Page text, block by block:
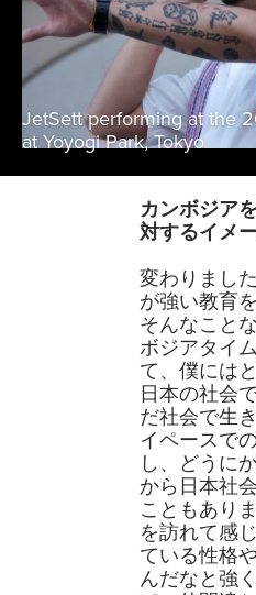
JetSett performing at the
at Yoyogi Park, Tokyo
カンボジア
対するイメ
変わりまし
が強い教育
そんなこと
ボジアタイ
て、僕には
日本の社会
だ社会で生
イペースで
し、どうに
から日本社
こともあり
を訪れて感
ている性格
んだなと強